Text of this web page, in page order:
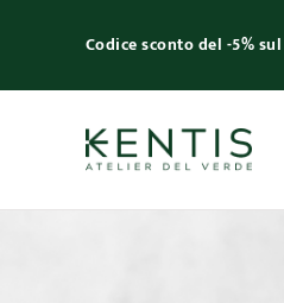
Codice sconto del -5%